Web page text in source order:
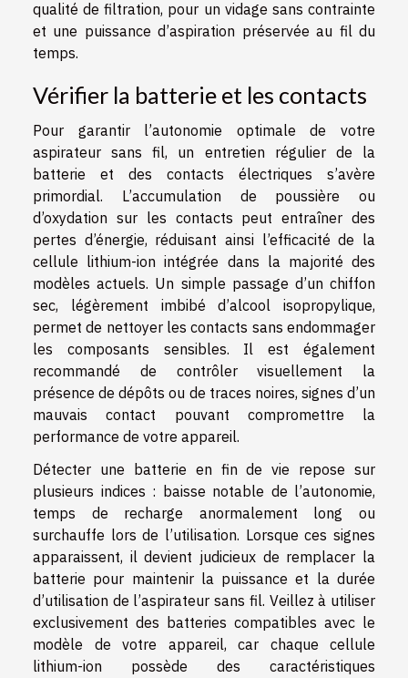
qualité de filtration, pour un vidage sans contrainte
et une puissance d’aspiration préservée au fil du
temps.
Vérifier la batterie et les contacts
Pour garantir l’autonomie optimale de votre
aspirateur sans fil, un entretien régulier de la
batterie et des contacts électriques s’avère
primordial. L’accumulation de poussière ou
d’oxydation sur les contacts peut entraîner des
pertes d’énergie, réduisant ainsi l’efficacité de la
cellule lithium-ion intégrée dans la majorité des
modèles actuels. Un simple passage d’un chiffon
sec, légèrement imbibé d’alcool isopropylique,
permet de nettoyer les contacts sans endommager
les composants sensibles. Il est également
recommandé de contrôler visuellement la
présence de dépôts ou de traces noires, signes d’un
mauvais contact pouvant compromettre la
performance de votre appareil.
Détecter une batterie en fin de vie repose sur
plusieurs indices : baisse notable de l’autonomie,
temps de recharge anormalement long ou
surchauffe lors de l’utilisation. Lorsque ces signes
apparaissent, il devient judicieux de remplacer la
batterie pour maintenir la puissance et la durée
d’utilisation de l’aspirateur sans fil. Veillez à utiliser
exclusivement des batteries compatibles avec le
modèle de votre appareil, car chaque cellule
lithium-ion possède des caractéristiques